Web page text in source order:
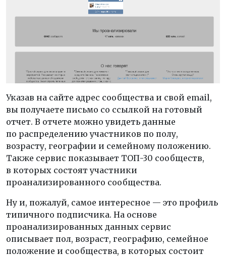
Указав на сайте адрес сообщества и свой email,
вы получаете письмо со ссылкой на готовый
отчет. В отчете можно увидеть данные
по распределению участников по полу,
возрасту, географии и семейному положению.
Также сервис показывает ТОП-30 сообществ,
в которых состоят участники
проанализированного сообщества.
Ну и, пожалуй, самое интересное — это профиль
типичного подписчика. На основе
проанализированных данных сервис
описывает пол, возраст, географию, семейное
положение и сообщества, в которых состоит